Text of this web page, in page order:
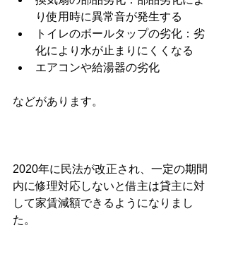
り使用時に異常音が発生する
トイレのボールタップの劣化：劣
化により水が止まりにくくなる
エアコンや給湯器の劣化
などがあります。
2020年に民法が改正され、一定の期間
内に修理対応しないと借主は貸主に対
して家賃減額できるようになりまし
た。